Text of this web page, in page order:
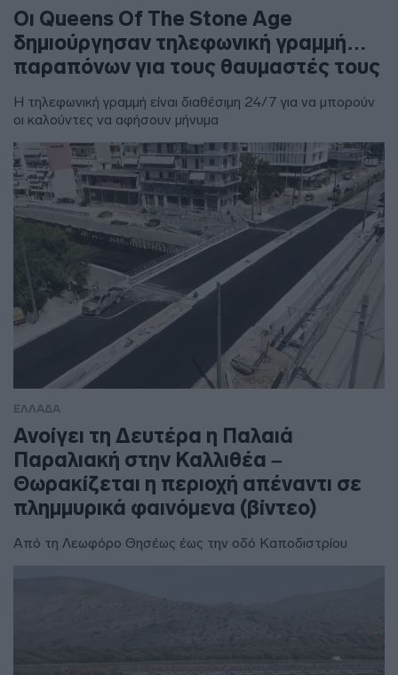
Οι Queens Of The Stone Age
δημιούργησαν τηλεφωνική γραμμή…
παραπόνων για τους θαυμαστές τους
Η τηλεφωνική γραμμή είναι διαθέσιμη 24/7 για να μπορούν
οι καλούντες να αφήσουν μήνυμα
ΕΛΛΑΔΑ
Ανοίγει τη Δευτέρα η Παλαιά
Παραλιακή στην Καλλιθέα –
Θωρακίζεται η περιοχή απέναντι σε
πλημμυρικά φαινόμενα (βίντεο)
Από τη Λεωφόρο Θησέως έως την οδό Καποδιστρίου